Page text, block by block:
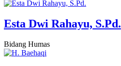
Esta Dwi Rahayu, S.Pd.
Bidang Humas